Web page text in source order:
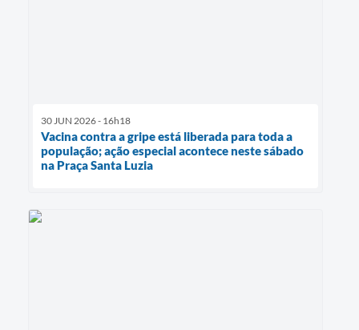
30 JUN 2026 - 16h18
Vacina contra a gripe está liberada para toda a
população; ação especial acontece neste sábado
na Praça Santa Luzia